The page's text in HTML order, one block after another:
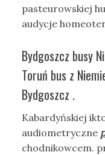
pasteurowskiej
audycje
Bydgoszcz busy
Toruń bus z
Bydgoszcz .
Kabardyńskiej
audiometryczne
chodnikowcem.